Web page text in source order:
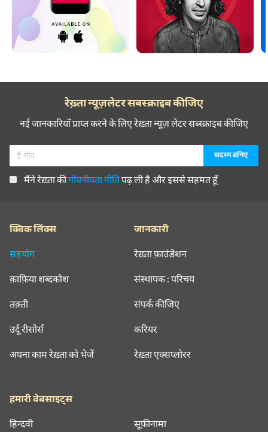
रेख़्ता न्यूज़लेटर सबस्क्राइब कीजिए
नई जानकारियाँ प्राप्त करने के लिए रेख़्ता न्यूज़ लेटर सब्स्क्राइब कीजिए
मैंने रेख़्ता कीगोपनीयता नीतिपढ़ ली है और इससे सहमत हूँ
क्विक लिंक्स
सहयोग
क़ाफ़िया शब्दकोश
तक़्ती
उर्दू रीसोर्स
अपना काम रेख़्ता को भेजें
जानकारी
रेख़्ता फ़ाउंडेशन
संस्थापक : परिचय
संपर्क कीजिए
करियर
रेख़्ता एक्सप्लोरर
हमारी वेबसाइट्स
हिन्दवी सूफ़ीनामा